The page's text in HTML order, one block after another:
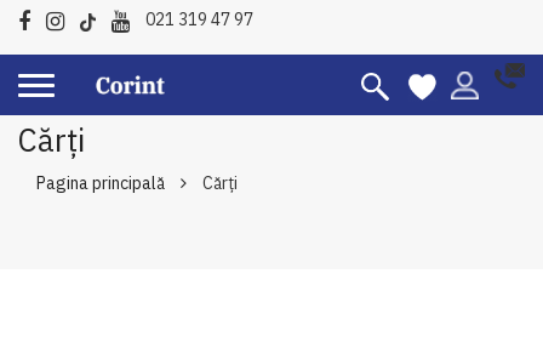
021 319 47 97
Cărți
Pagina principală Cărți